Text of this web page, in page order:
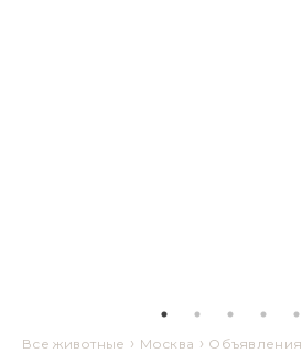
Все животные › Москва › Объявления